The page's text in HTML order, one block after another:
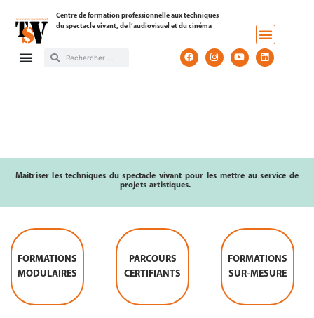
Centre de formation professionnelle aux techniques
du spectacle vivant, de l’audiovisuel et du cinéma
Maîtriser les techniques du spectacle vivant pour les mettre au service de
projets artistiques.
FORMATIONS
MODULAIRES
PRÈS DE 40
FORMATIONS
PARCOURS
CERTIFIANTS
1 FORMATION
CERTIFIANTE
FORMATIONS
SUR-MESURE
SUR SITE
À LA DEMANDE